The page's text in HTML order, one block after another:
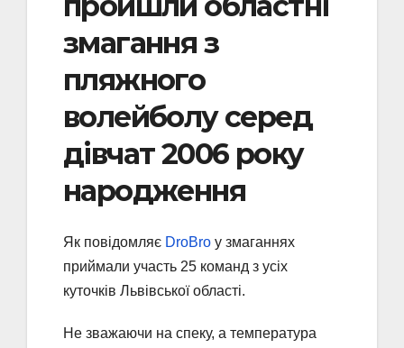
змагання з
пляжного
волейболу серед
дівчат 2006 року
народження
Як повідомляє DroBro у змаганнях
приймали участь 25 команд з усіх
куточків Львівської області.
Не зважаючи на спеку, а температура